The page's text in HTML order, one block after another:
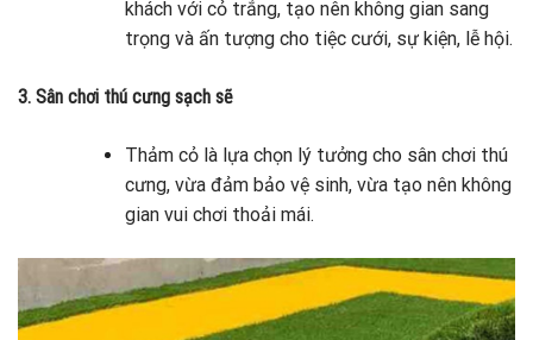
khách với cỏ trắng, tạo nên không gian sang
trọng và ấn tượng cho tiệc cưới, sự kiện, lễ hội.
3. Sân chơi thú cưng sạch sẽ
Thảm cỏ là lựa chọn lý tưởng cho sân chơi thú
cưng, vừa đảm bảo vệ sinh, vừa tạo nên không
gian vui chơi thoải mái.